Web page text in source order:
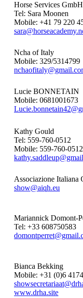
Horse Services GmbH
Tel: Sara Moonen
Mobile: +41 79 220
Ncha of Italy
Mobile: 329/5314799
Lucie BONNETAIN
Mobile: 0681001673
Kathy Gould
Tel: 559-760-0512
Mobile: 559-760-0512
Associazione Italiana
show@aiqh.eu
Mariannick Domont-
Tel: +33 608750583
Bianca Bekking
Mobile: +31 (0)6
www.drha.site